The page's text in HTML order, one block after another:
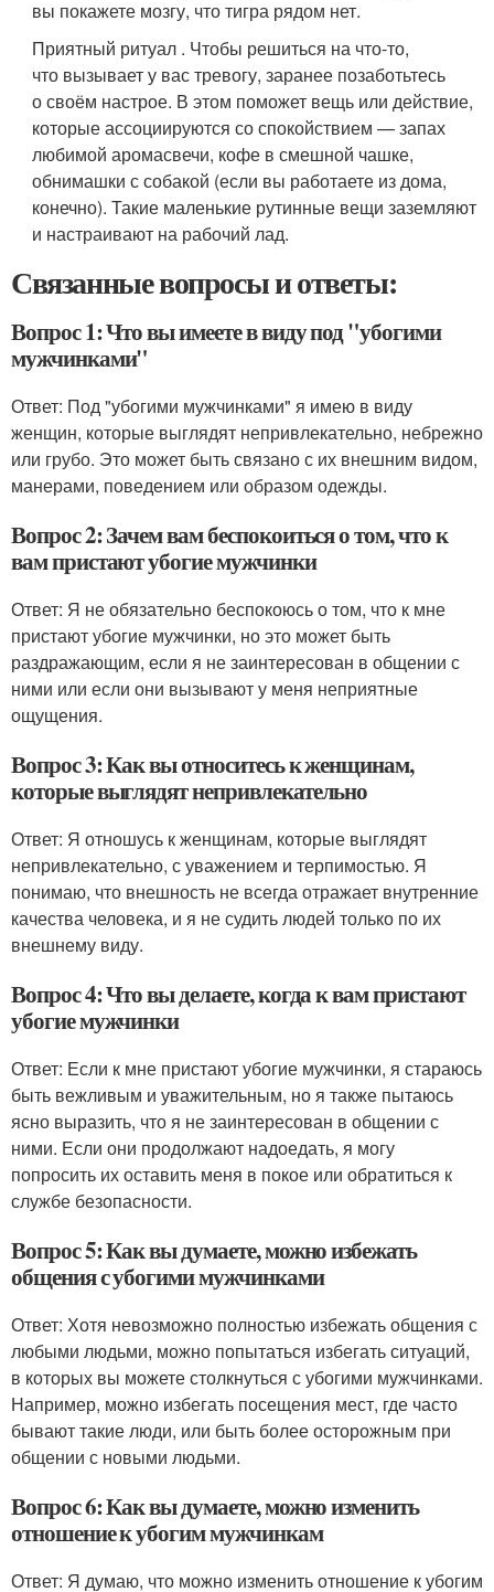
вы покажете мозгу, что тигра рядом нет.
Приятный ритуал . Чтобы решиться на что‑то,
что вызывает у вас тревогу, заранее позаботьтесь
о своём настрое. В этом поможет вещь или действие,
которые ассоциируются со спокойствием — запах
любимой аромасвечи, кофе в смешной чашке,
обнимашки с собакой (если вы работаете из дома,
конечно). Такие маленькие рутинные вещи заземляют
и настраивают на рабочий лад.
Связанные вопросы и ответы:
Вопрос 1: Что вы имеете в виду под "убогими
мужчинками"
Ответ: Под "убогими мужчинками" я имею в виду
женщин, которые выглядят непривлекательно, небрежно
или грубо. Это может быть связано с их внешним видом,
манерами, поведением или образом одежды.
Вопрос 2: Зачем вам беспокоиться о том, что к
вам пристают убогие мужчинки
Ответ: Я не обязательно беспокоюсь о том, что к мне
пристают убогие мужчинки, но это может быть
раздражающим, если я не заинтересован в общении с
ними или если они вызывают у меня неприятные
ощущения.
Вопрос 3: Как вы относитесь к женщинам,
которые выглядят непривлекательно
Ответ: Я отношусь к женщинам, которые выглядят
непривлекательно, с уважением и терпимостью. Я
понимаю, что внешность не всегда отражает внутренние
качества человека, и я не судить людей только по их
внешнему виду.
Вопрос 4: Что вы делаете, когда к вам пристают
убогие мужчинки
Ответ: Если к мне пристают убогие мужчинки, я стараюсь
быть вежливым и уважительным, но я также пытаюсь
ясно выразить, что я не заинтересован в общении с
ними. Если они продолжают надоедать, я могу
попросить их оставить меня в покое или обратиться к
службе безопасности.
Вопрос 5: Как вы думаете, можно избежать
общения с убогими мужчинками
Ответ: Хотя невозможно полностью избежать общения с
любыми людьми, можно попытаться избегать ситуаций,
в которых вы можете столкнуться с убогими мужчинками.
Например, можно избегать посещения мест, где часто
бывают такие люди, или быть более осторожным при
общении с новыми людьми.
Вопрос 6: Как вы думаете, можно изменить
отношение к убогим мужчинкам
Ответ: Я думаю, что можно изменить отношение к убогим